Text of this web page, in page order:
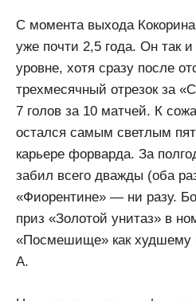
С момента выхода
уже почти 2,5 года. Он так
уровне, хотя сразу после
трехмесячный отрезок за
7 голов за 10 матчей. К
остался самым светлым
карьере форварда. За
забил всего дважды (оба
«Фиорентине» — ни разу.
приз «Золотой унитаз» в
«Посмешище» как худшему
А.